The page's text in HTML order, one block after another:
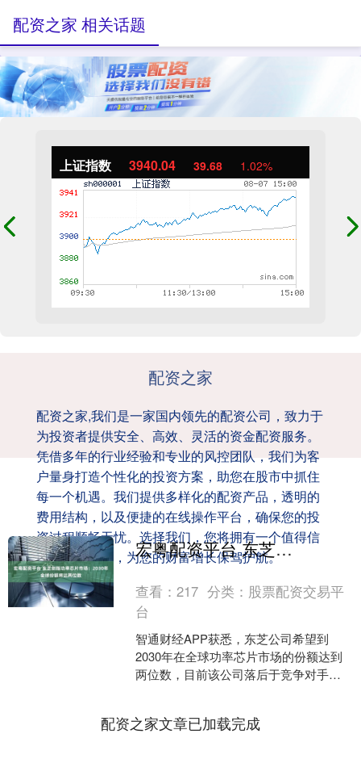
上证指数 3940.04 39.68 1.02%
配资之家
配资之家,我们是一家国内领先的配资公司，致力于
为投资者提供安全、高效、灵活的资金配资服务。
凭借多年的行业经验和专业的风控团队，我们为客
户量身打造个性化的投资方案，助您在股市中抓住
每一个机遇。我们提供多样化的配资产品，透明的
费用结构，以及便捷的在线操作平台，确保您的投
资过程顺畅无忧。选择我们，您将拥有一个值得信
赖的合作伙伴，为您的财富增长保驾护航。
配资之家 相关话题
宏粤配资平台 东芝剑指功率芯片市场：2030年全球份额将达两位数
查看：217 分类： 股票配资交易平
台
智通财经APP获悉，东芝公司希望到
2030年在全球功率芯片市场的份额达到
两位数，目前该公司落后于竞争对手。
配资之家文章已加载完成